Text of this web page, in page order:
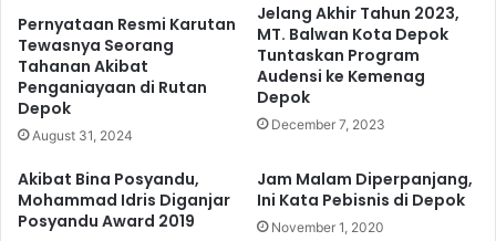
Pernyataan Resmi Karutan
Tewasnya Seorang
Tahanan Akibat
Penganiayaan di Rutan
Depok
August 31, 2024
Jelang Akhir Tahun 2023,
MT. Balwan Kota Depok
Tuntaskan Program
Audensi ke Kemenag
Depok
December 7, 2023
Akibat Bina Posyandu,
Mohammad Idris Diganjar
Posyandu Award 2019
Jam Malam Diperpanjang,
Ini Kata Pebisnis di Depok
November 1, 2020